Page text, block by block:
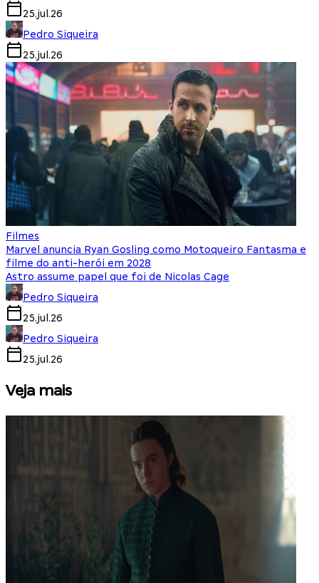
25.jul.26
Pedro Siqueira
25.jul.26
Filmes
Marvel anuncia Ryan Gosling como Motoqueiro Fantasma e
filme do anti-herói em 2028
Astro assume papel que foi de Nicolas Cage
Pedro Siqueira
25.jul.26
Pedro Siqueira
25.jul.26
Veja mais